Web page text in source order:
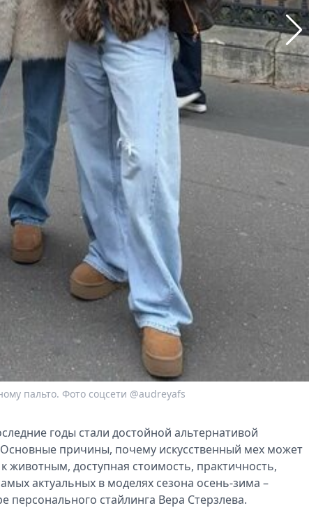
пальто. Фото соцсети @audreyafs
годы стали достойной альтернативой
причины, почему искусственный мех может
доступная стоимость, практичность,
актуальных в моделях сезона осень-зима –
персонального стайлинга Вера Стерзлева.